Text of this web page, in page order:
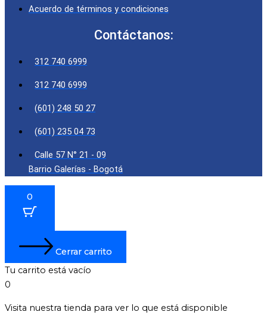
Acuerdo de términos y condiciones
Contáctanos:
312 740 6999
312 740 6999
(601) 248 50 27
(601) 235 04 73
Calle 57 N° 21 - 09
Barrio Galerías - Bogotá
0
Cerrar carrito
Tu carrito está vacío
0
Visita nuestra tienda para ver lo que está disponible